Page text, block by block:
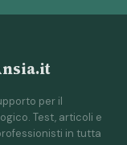
per il
Test, articoli e
in tutta